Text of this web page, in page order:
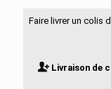
Faire livrer un colis
Livraison de